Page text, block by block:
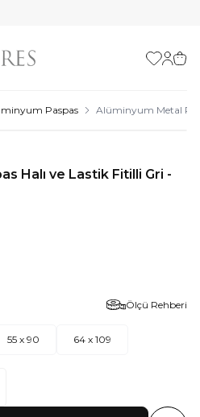
Favorilerim
Paspas Alüminyum Metal
Halı ve Lastik Fitilli Gri -
Ölçü Rehberi
55 x 90 64 x 109